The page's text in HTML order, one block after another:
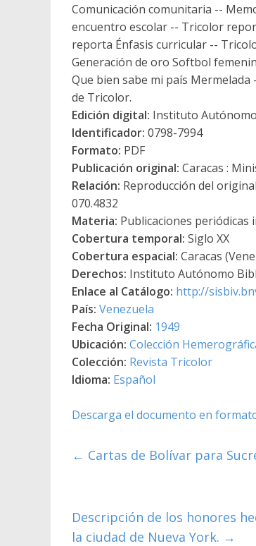
Comunicación comunitaria --
encuentro escolar -- Tricolor
reporta Énfasis curricular --
Generación de oro Softbol
Que bien sabe mi país
de Tricolor.
Edición digital: Instituto
Identificador: 0798-7994
Formato: PDF
Publicación original: Caracas :
Relación: Reproducción del
070.4832
Materia: Publicaciones periódicas
Cobertura temporal: Siglo XX
Cobertura espacial: Caracas
Derechos: Instituto Autónomo
Enlace al Catálogo: http://
País: Venezuela
Fecha Original: 1949
Ubicación: Colección
Colección: Revista Tricolor
Idioma: Español
Descarga el documento en
← Cartas de Bolívar para
Descripción de los honores
la ciudad de Nueva York. →